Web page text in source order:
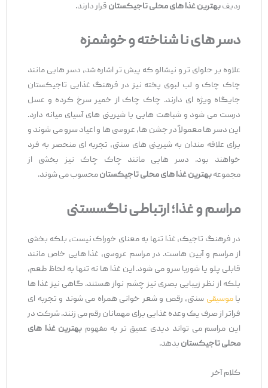
ردیفبهترین غذا های محلی تاجیکستانقرار دارند.
دسر های نا شناخته و خوشمزه
علاوه بر حلوای تر و نیشالو که پیش ‌تر اشاره شد، دسر هایی مانند
چاک چاک و لب لبوی پخته نیز در فرهنگ غذایی تاجیکستان
جایگاه ویژه ‌ای دارند. چاک چاک از خمیر سرخ‌ کرده و عسل
درست می ‌شود و شباهت‌ هایی با شیرینی ‌های آسیای میانه دارد.
این دسر ها معمولاً در جشن ‌ها، عروسی ‌ها و اعیاد سرو می ‌شوند و
برای علاقه ‌مندان به شیرینی ‌های سنتی، تجربه ‌ای منحصر به ‌فرد
خواهند بود. دسر هایی مانند چاک چاک نیز بخشی از
مجموعهبهترین غذا های محلی تاجیکستانمحسوب می ‌شوند.
مراسم و غذا؛ ارتباطی ناگسستنی
در فرهنگ تاجیک، غذا تنها به معنای خوراک نیست، بلکه بخشی
از مراسم‌ و آیین‌ هاست. در مراسم‌ عروسی، غذا هایی خاص مانند
قابلی پلو یا شوربا سرو می ‌شود. این غذا ها نه تنها به لحاظ طعم،
بلکه از نظر زیبایی بصری نیز چشم ‌نواز هستند. گاهی نیز غذا ها
باموسیقیسنتی، رقص و شعر خوانی همراه می ‌شوند و تجربه ‌ای
فراتر از صرف یک وعده غذایی برای مهمانان رقم می ‌زنند. شرکت در
این مراسم می ‌تواند دیدی عمیق ‌تر به مفهومبهترین غذا های
محلی تاجیکستانبدهد.
کلام آخر